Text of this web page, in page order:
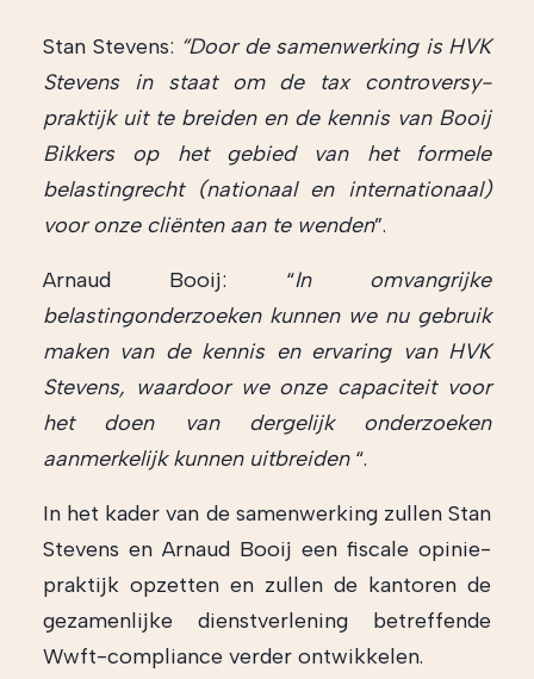
Stan Stevens: “Door de samenwerking is HVK
Stevens in staat om de tax controversy-
praktijk uit te breiden en de kennis van Booij
Bikkers op het gebied van het formele
belastingrecht (nationaal en internationaal)
voor onze cliënten aan te wenden”.
Arnaud Booij: “In omvangrijke
belastingonderzoeken kunnen we nu gebruik
maken van de kennis en ervaring van HVK
Stevens, waardoor we onze capaciteit voor
het doen van dergelijk onderzoeken
aanmerkelijk kunnen uitbreiden“.
In het kader van de samenwerking zullen Stan
Stevens en Arnaud Booij een fiscale opinie-
praktijk opzetten en zullen de kantoren de
gezamenlijke dienstverlening betreffende
Wwft-compliance verder ontwikkelen.